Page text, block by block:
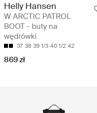
Helly Hansen
W ARCTIC PATROL
BOOT - buty na
wędrówki
37 38 39 1/3 40 1/2 42
869 zł